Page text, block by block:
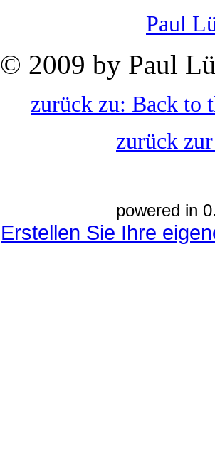
Paul
© 2009 by Paul
zurück zu: Back to
zurück
powered in
Erstellen Sie Ihre